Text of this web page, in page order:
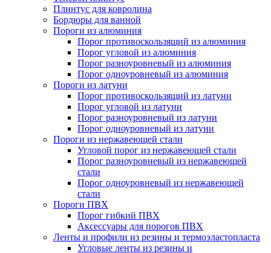
Плинтус для ковролина
Бордюры для ванной
Пороги из алюминия
Порог противоскользящий из алюминия
Порог угловой из алюминия
Порог разноуровневый из алюминия
Порог одноуровневый из алюминия
Пороги из латуни
Порог противоскользящий из латуни
Порог угловой из латуни
Порог разноуровневый из латуни
Порог одноуровневый из латуни
Пороги из нержавеющей стали
Угловой порог из нержавеющей стали
Порог разноуровневый из нержавеющей
стали
Порог одноуровневый из нержавеющей
стали
Пороги ПВХ
Порог гибкий ПВХ
Аксессуары для порогов ПВХ
Ленты и профили из резины и термоэластопласта
Угловые ленты из резины и